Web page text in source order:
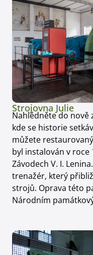
Strojovna Julie
Nahlédněte do nově
kde se historie
můžete
byl instalován v roce
Závodech V. I.
trenažér, který
strojů. Oprava této
Národním